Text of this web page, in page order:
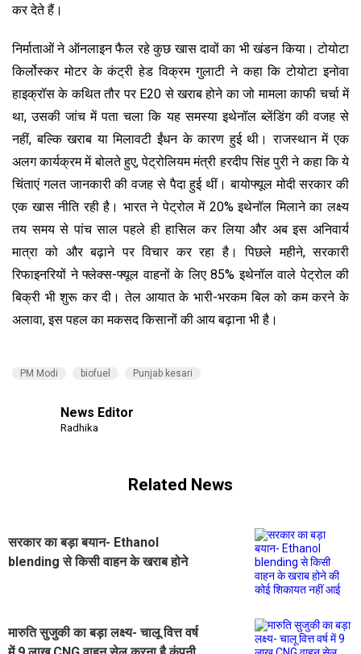
कर देते हैं।
निर्माताओं ने ऑनलाइन फैल रहे कुछ खास दावों का भी खंडन किया। टोयोटा
किर्लोस्कर मोटर के कंट्री हेड विक्रम गुलाटी ने कहा कि टोयोटा इनोवा
हाइक्रॉस के कथित तौर पर E20 से खराब होने का जो मामला काफी चर्चा में
था, उसकी जांच में पता चला कि यह समस्या इथेनॉल ब्लेंडिंग की वजह से
नहीं, बल्कि खराब या मिलावटी ईंधन के कारण हुई थी। राजस्थान में एक
अलग कार्यक्रम में बोलते हुए, पेट्रोलियम मंत्री हरदीप सिंह पुरी ने कहा कि ये
चिंताएं गलत जानकारी की वजह से पैदा हुई थीं। बायोफ्यूल मोदी सरकार की
एक खास नीति रही है। भारत ने पेट्रोल में 20% इथेनॉल मिलाने का लक्ष्य
तय समय से पांच साल पहले ही हासिल कर लिया और अब इस अनिवार्य
मात्रा को और बढ़ाने पर विचार कर रहा है। पिछले महीने, सरकारी
रिफाइनरियों ने फ्लेक्स-फ्यूल वाहनों के लिए 85% इथेनॉल वाले पेट्रोल की
बिक्री भी शुरू कर दी। तेल आयात के भारी-भरकम बिल को कम करने के
अलावा, इस पहल का मकसद किसानों की आय बढ़ाना भी है।
PM Modi biofuel Punjab kesari
News Editor
Radhika
Related News
सरकार का बड़ा बयान- Ethanol
blending से किसी वाहन के खराब होने
मारुति सुजुकी का बड़ा लक्ष्य- चालू वित्त वर्ष